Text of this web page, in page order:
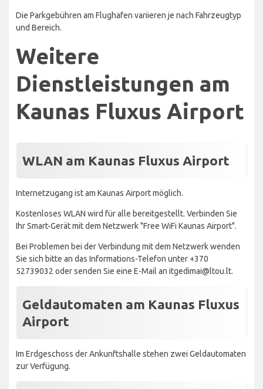
Die Parkgebühren am Flughafen variieren je nach Fahrzeugtyp
und Bereich.
Weitere
Dienstleistungen am
Kaunas Fluxus Airport
WLAN am Kaunas Fluxus Airport
Internetzugang ist am Kaunas Airport möglich.
Kostenloses WLAN wird für alle bereitgestellt. Verbinden Sie
Ihr Smart-Gerät mit dem Netzwerk "Free WiFi Kaunas Airport".
Bei Problemen bei der Verbindung mit dem Netzwerk wenden
Sie sich bitte an das Informations-Telefon unter +370
52739032 oder senden Sie eine E-Mail an itgedimai@ltou.lt.
Geldautomaten am Kaunas Fluxus
Airport
Im Erdgeschoss der Ankunftshalle stehen zwei Geldautomaten
zur Verfügung.